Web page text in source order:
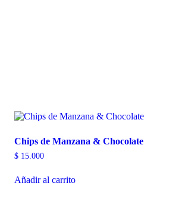
Chips de Manzana & Chocolate
$ 15.000
Añadir al carrito